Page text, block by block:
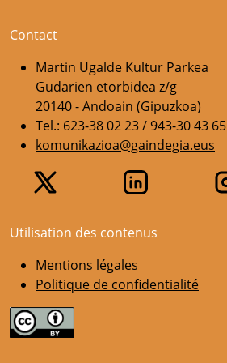
Contact
Martin Ugalde Kultur Parkea
Gudarien etorbidea z/g
20140 - Andoain (Gipuzkoa)
Tel.: 623-38 02 23 / 943-30 43 65
komunikazioa@gaindegia.eus
Utilisation des contenus
Mentions légales
Politique de confidentialité